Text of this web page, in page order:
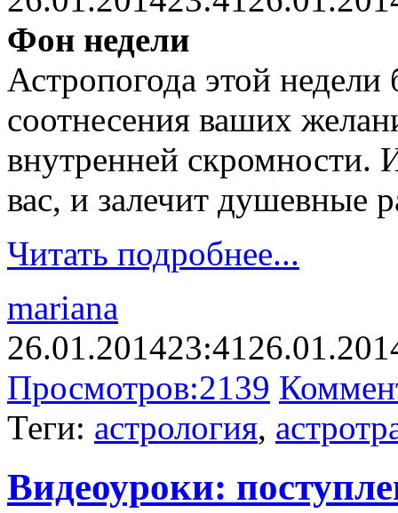
Фон недели
Астропогода этой недели
соотнесения ваших
внутренней скромности.
вас, и залечит душевные
Читать подробнее...
mariana
26.01.201423:41
Просмотров:2139
Теги: астрология,
Видеоуроки: